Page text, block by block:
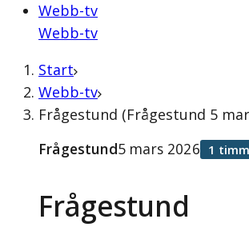
Webb-tv
Webb-tv
Start
Webb-tv
Frågestund (Frågestund 5
Frågestund
Frågestund5 mars 2026 1